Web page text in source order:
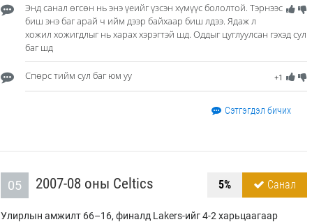
Энд санал өгсөн нь энэ үеийг үзсэн хүмүүс бололтой. Тэрнээс
биш энэ баг арай ч ийм дээр байхаар биш лдээ. Ядаж л
хожил хожигдлыг нь харах хэрэгтэй шд. Оддыг цуглуулсан гэхэд сул
баг шд
+1
Спөрс тийм сул баг юм уу
Сэтгэгдэл бичих
05 2007-08 оны Celtics 5% Санал
Улирлын амжилт 66–16, финалд Lakers-ийг 4-2 харьцаагаар